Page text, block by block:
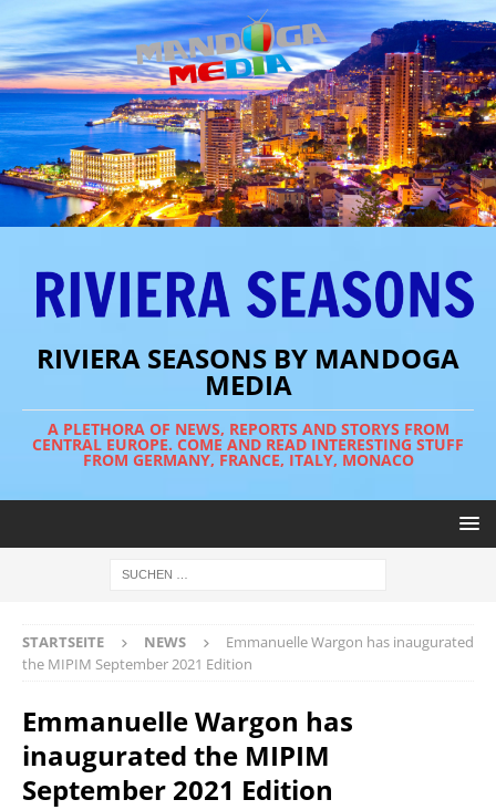
RIVIERA SEASONS BY MANDOGA
MEDIA
A PLETHORA OF NEWS, REPORTS AND STORYS FROM
CENTRAL EUROPE. COME AND READ INTERESTING STUFF
FROM GERMANY, FRANCE, ITALY, MONACO
STARTSEITE NEWS
Emmanuelle Wargon has inaugurated
the MIPIM September 2021 Edition
Emmanuelle Wargon has
inaugurated the MIPIM
September 2021 Edition